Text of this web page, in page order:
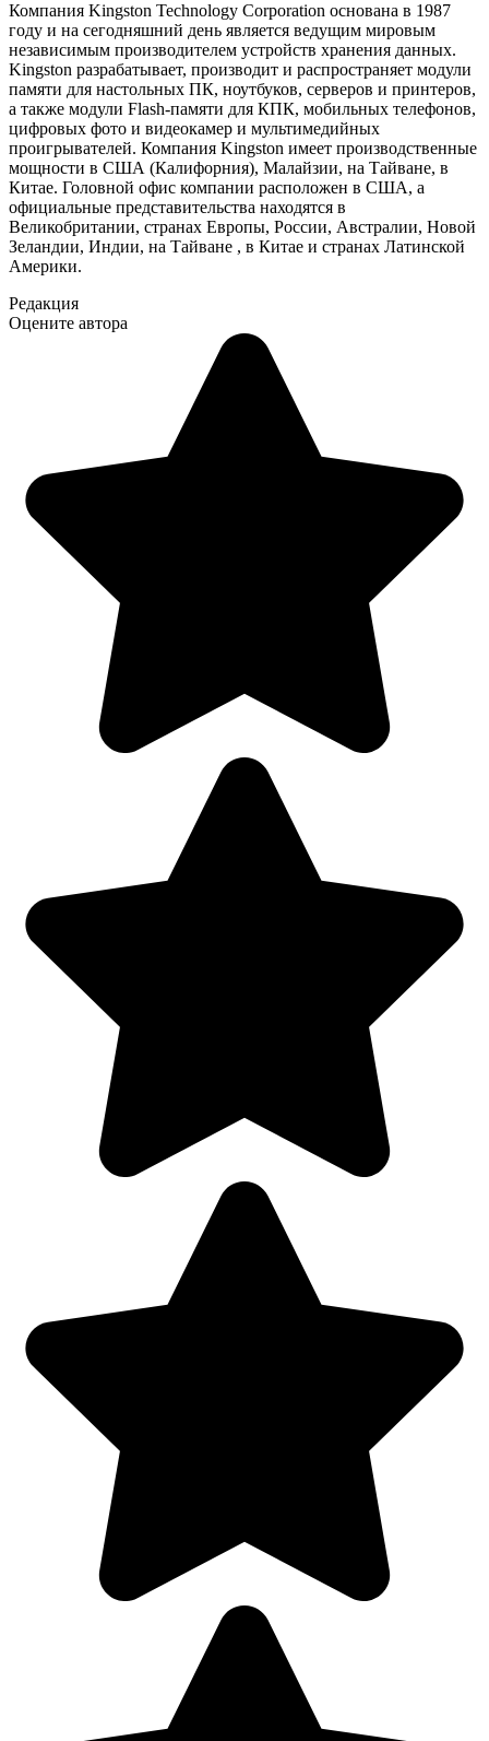
Компания Kingston Technology Corporation основана в 1987
году и на сегодняшний день является ведущим мировым
независимым производителем устройств хранения данных.
Kingston разрабатывает, производит и распространяет модули
памяти для настольных ПК, ноутбуков, серверов и принтеров,
а также модули Flash-памяти для КПК, мобильных телефонов,
цифровых фото и видеокамер и мультимедийных
проигрывателей. Компания Kingston имеет производственные
мощности в США (Калифорния), Малайзии, на Тайване, в
Китае. Головной офис компании расположен в США, а
официальные представительства находятся в
Великобритании, странах Европы, России, Австралии, Новой
Зеландии, Индии, на Тайване , в Китае и странах Латинской
Америки.
Редакция
Оцените автора